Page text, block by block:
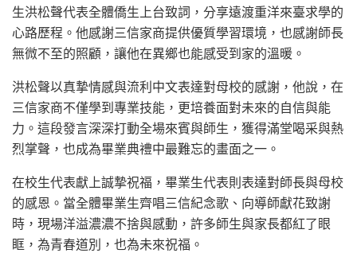
生洪松聲代表全體僑生上台致詞，分享遠渡重洋來臺求學的
心路歷程。他感謝三信家商提供優質學習環境，也感謝師長
無微不至的照顧，讓他在異鄉也能感受到家的溫暖。
洪松聲以真摯情感與流利中文表達對母校的感謝，他說，在
三信家商不僅學到專業技能，更培養面對未來的自信與能
力。這段發言深深打動全場來賓與師生，獲得滿堂喝采與熱
烈掌聲，也成為畢業典禮中最難忘的畫面之一。
在校生代表獻上誠摯祝福，畢業生代表則表達對師長與母校
的感恩。當全體畢業生齊唱三信紀念歌、向導師獻花致謝
時，現場洋溢濃濃不捨與感動，許多師生與家長都紅了眼
眶，為青春道別，也為未來祝福。